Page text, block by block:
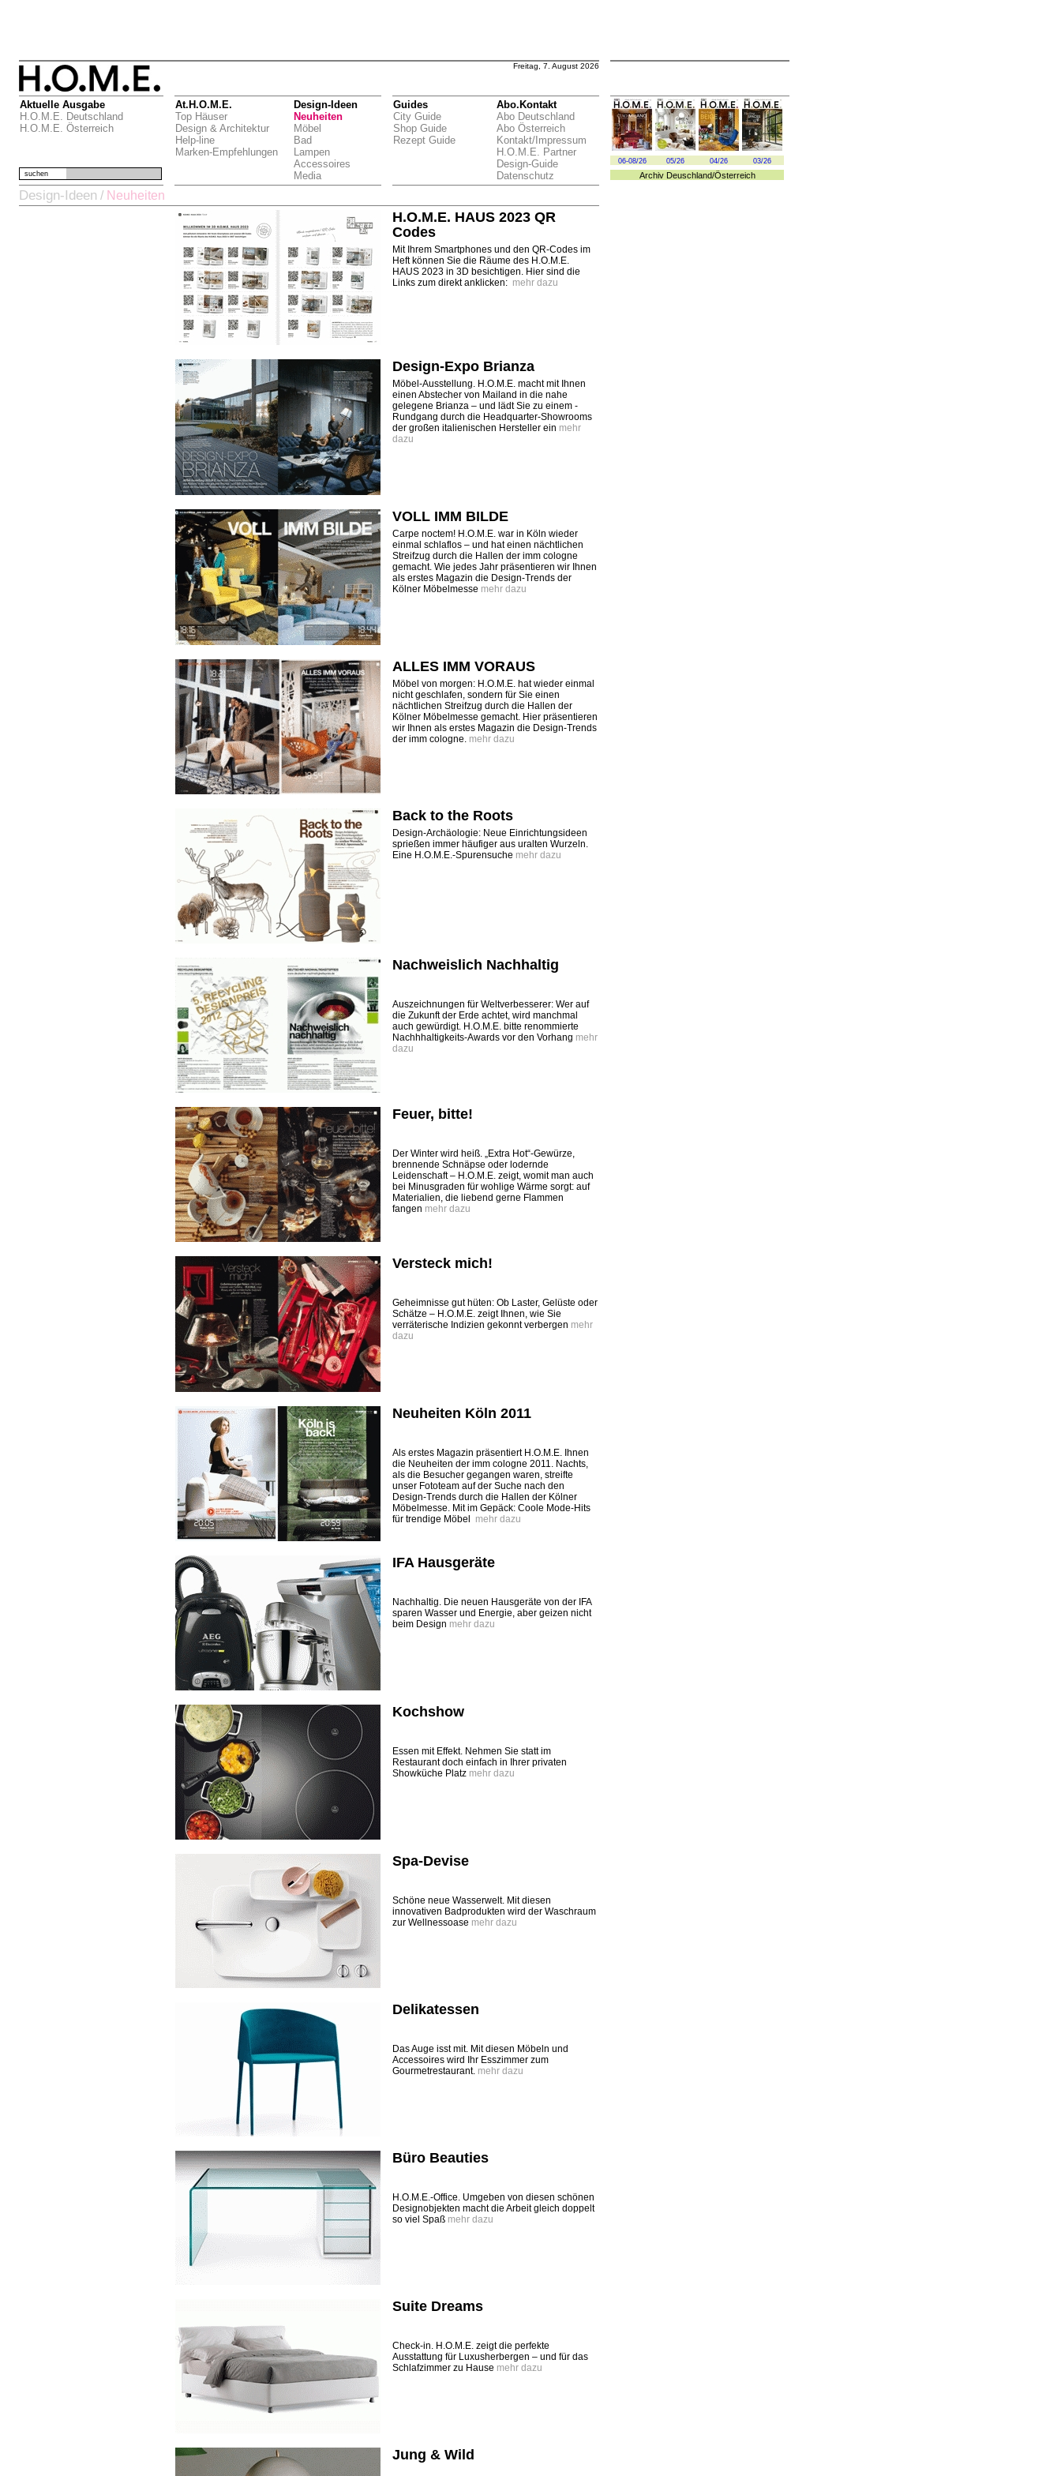
Freitag, 7. August 2026
Aktuelle Ausgabe
H.O.M.E. Deutschland
H.O.M.E. Österreich
At.H.O.M.E.
Top Häuser
Design & Architektur
Help-line
Marken-Empfehlungen
Design-Ideen
Neuheiten
Möbel
Bad
Lampen
Accessoires
Media
Guides
City Guide
Shop Guide
Rezept Guide
Abo.Kontakt
Abo Deutschland
Abo Österreich
Kontakt/Impressum
H.O.M.E. Partner
Design-Guide
Datenschutz
06-08/26 05/26 04/26 03/26
Archiv Deuschland/Österreich
suchen
Design-Ideen / Neuheiten
H.O.M.E. HAUS 2023 QR
Codes
Mit Ihrem Smartphones und den QR-Codes im
Heft können Sie die Räume des H.O.M.E.
HAUS 2023 in 3D besichtigen. Hier sind die
Links zum direkt anklicken: mehr dazu
Design-Expo Brianza
Möbel-Ausstellung. H.O.M.E. macht mit Ihnen
einen Abstecher von Mailand in die nahe
gelegene Brianza – und lädt Sie zu einem ­
Rundgang durch die Headquarter-Showrooms
der großen italienischen Hersteller ein mehr
dazu
VOLL IMM BILDE
Carpe noctem! H.O.M.E. war in Köln wieder
einmal schlaflos – und hat einen nächtlichen
Streifzug durch die Hallen der imm cologne
gemacht. Wie jedes Jahr präsentieren wir Ihnen
als erstes Magazin die Design-Trends der
Kölner Möbelmesse mehr dazu
ALLES IMM VORAUS
Möbel von morgen: H.O.M.E. hat wieder einmal
nicht geschlafen, sondern für Sie einen
nächtlichen Streifzug durch die Hallen der
Kölner Möbelmesse gemacht. Hier präsentieren
wir Ihnen als erstes Magazin die Design-Trends
der imm cologne. mehr dazu
Back to the Roots
Design-Archäologie: Neue Einrichtungsideen
sprießen immer häufiger aus uralten Wurzeln.
Eine H.O.M.E.-Spurensuche mehr dazu
Nachweislich Nachhaltig
Auszeichnungen für Weltverbesserer: Wer auf
die Zukunft der Erde achtet, wird manchmal
auch gewürdigt. H.O.M.E. bitte renommierte
Nachhhaltigkeits-Awards vor den Vorhang mehr
dazu
Feuer, bitte!
Der Winter wird heiß. „Extra Hot“-Gewürze,
brennende Schnäpse oder lodernde
Leidenschaft – H.O.M.E. zeigt, womit man auch
bei Minusgraden für wohlige Wärme sorgt: auf
Materialien, die liebend gerne Flammen
fangen mehr dazu
Versteck mich!
Geheimnisse gut hüten: Ob Laster, Gelüste oder
Schätze – H.O.M.E. zeigt Ihnen, wie Sie
verräterische Indizien gekonnt verbergen mehr
dazu
Neuheiten Köln 2011
Als erstes Magazin präsentiert H.O.M.E. Ihnen
die ­Neuheiten der imm cologne 2011. Nachts,
als die Besucher gegangen waren, streifte
unser Fototeam auf der Suche nach den
Design-Trends durch die ­Hallen der Kölner
Möbelmesse. Mit im Gepäck: Coole Mode-Hits
für trendige Möbel mehr dazu
IFA Hausgeräte
Nachhaltig. Die neuen Hausgeräte von der IFA
sparen Wasser und Energie, aber geizen nicht
beim Design mehr dazu
Kochshow
Essen mit Effekt. Nehmen Sie statt im
Restaurant doch einfach in Ihrer privaten
Showküche Platz mehr dazu
Spa-Devise
Schöne neue Wasserwelt. Mit diesen
innovativen Badprodukten wird der Waschraum
zur Wellnessoase mehr dazu
Delikatessen
Das Auge isst mit. Mit diesen Möbeln und
Accessoires wird Ihr Esszimmer zum
Gourmetrestaurant. mehr dazu
Büro Beauties
H.O.M.E.-Office. Umgeben von diesen schönen
Designobjekten macht die Arbeit gleich doppelt
so viel Spaß mehr dazu
Suite Dreams
Check-in. H.O.M.E. zeigt die perfekte
Ausstattung für Luxusherbergen – und für das
Schlafzimmer zu Hause mehr dazu
Jung & Wild